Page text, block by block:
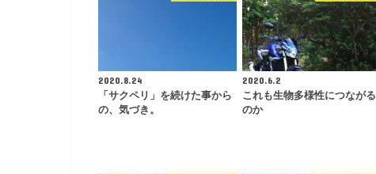
2020.8.24
「サクペリ」を続けた事から
の、気づき。
2020.6.2
これも生物多様性につながる
のか